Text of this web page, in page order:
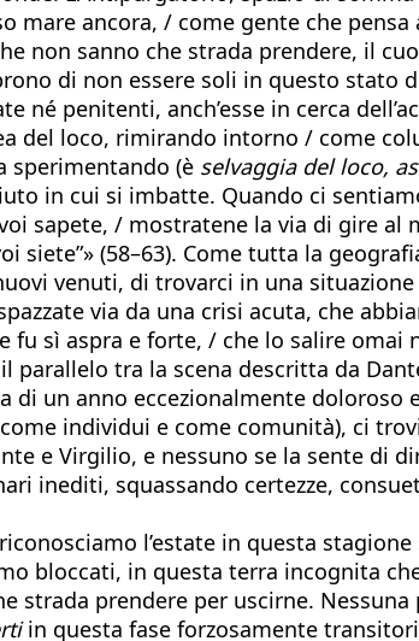
mare ancora, / come gente che
non sanno che strada prendere, il
di non essere soli in questo stato
né penitenti, anch’esse in cerca
del loco, rimirando intorno / come
sperimentando (è selvaggia del loco,
in cui si imbatte. Quando ci
sapete, / mostratene la via di gire
siete”» (58–63). Come tutta la
venuti, di trovarci in una
via da una crisi acuta, che
sì aspra e forte, / che lo salire omai
tra la scena descritta da
un anno eccezionalmente doloroso
individui e come comunità), ci
e Virgilio, e nessuno se la sente di
inediti, squassando certezze,
l’estate in questa
bloccati, in questa terra incognita
strada prendere per uscirne.
in questa fase forzosamente